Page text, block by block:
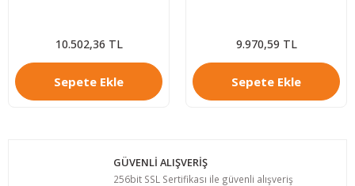
10.502,36 TL
Sepete Ekle
9.970,59 TL
Sepete Ekle
GÜVENLİ ALIŞVERİŞ
256bit SSL Sertifikası ile güvenli alışveriş